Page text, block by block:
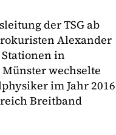
der TSG ab
Alexander
in
wechselte
im Jahr 2016
Breitband